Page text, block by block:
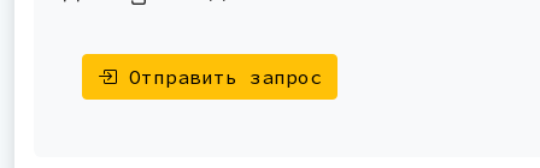
Отправить запрос